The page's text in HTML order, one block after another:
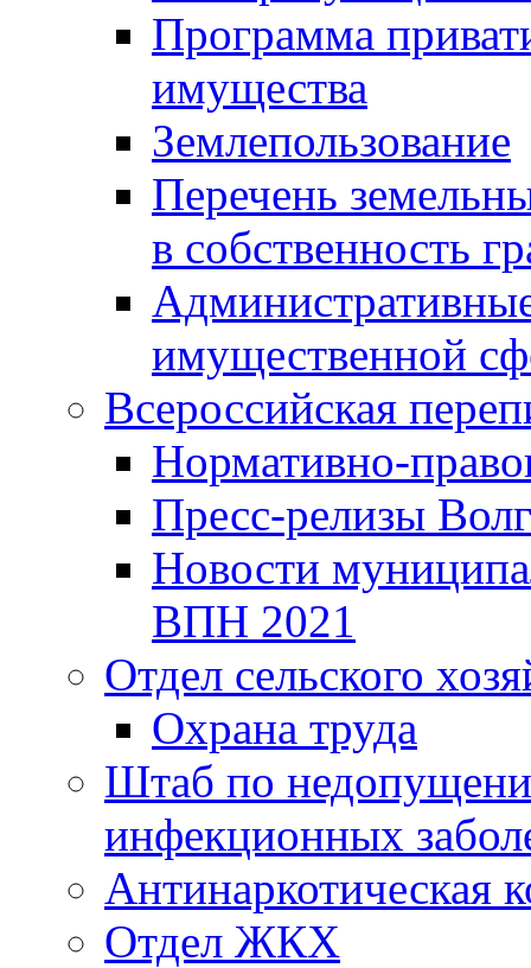
Программа
имущества
Землепользование
Перечень
в собственность
имущественной
Всероссийская
Нормативно-
Пресс-релизы
Новости
ВПН 2021
Отдел сельского
Охрана труда
Штаб по
инфекционных
Антинаркотическая
Отдел ЖКХ